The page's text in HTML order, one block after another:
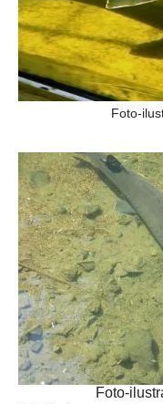
Foto-
Foto-